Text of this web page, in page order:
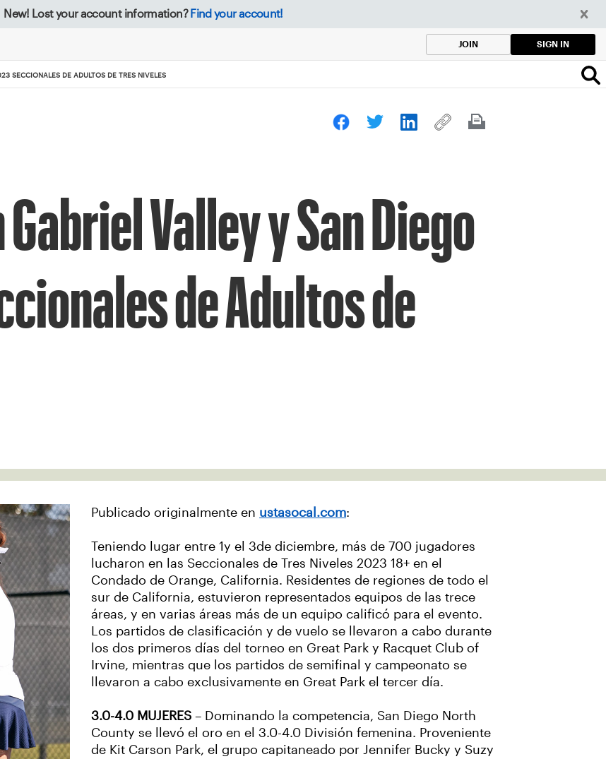
New! Lost your account information? Find your account!
JOIN SIGN IN
SECCIONALES DE ADULTOS DE TRES NIVELES
Gabriel Valley y San Diego
de Adultos de
Publicado originalmente en ustasocal.com:
Teniendo lugar entre 1y el 3de diciembre, más de 700 jugadores
lucharon en las Seccionales de Tres Niveles 2023 18+ en el
Condado de Orange, California. Residentes de regiones de todo el
sur de California, estuvieron representados equipos de las trece
áreas, y en varias áreas más de un equipo calificó para el evento.
Los partidos de clasificación y de vuelo se llevaron a cabo durante
los dos primeros días del torneo en Great Park y Racquet Club of
Irvine, mientras que los partidos de semifinal y campeonato se
llevaron a cabo exclusivamente en Great Park el tercer día.
3.0-4.0 MUJERES – Dominando la competencia, San Diego North
County se llevó el oro en el 3.0-4.0 División femenina. Proveniente
de Kit Carson Park, el grupo capitaneado por Jennifer Bucky y Suzy